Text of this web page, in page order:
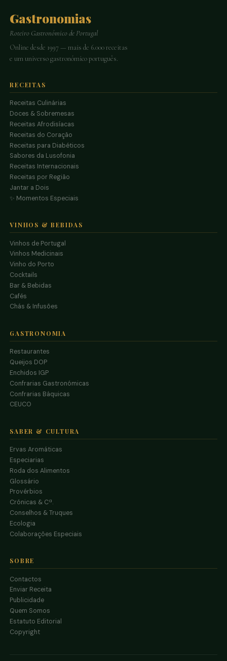
Gastronomias
Roteiro Gastronómico de Portugal
Online desde 1997 — mais de 6.000 receitas
e um universo gastronómico português.
RECEITAS
Receitas Culinárias
Doces & Sobremesas
Receitas Afrodisíacas
Receitas do Coração
Receitas para Diabéticos
Sabores da Lusofonia
Receitas Internacionais
Receitas por Região
Jantar a Dois
✨ Momentos Especiais
VINHOS & BEBIDAS
Vinhos de Portugal
Vinhos Medicinais
Vinho do Porto
Cocktails
Bar & Bebidas
Cafés
Chás & Infusões
GASTRONOMIA
Restaurantes
Queijos DOP
Enchidos IGP
Confrarias Gastronómicas
Confrarias Báquicas
CEUCO
SABER & CULTURA
Ervas Aromáticas
Especiarias
Roda dos Alimentos
Glossário
Provérbios
Crónicas & Cª.
Conselhos & Truques
Ecologia
Colaborações Especiais
SOBRE
Contactos
Enviar Receita
Publicidade
Quem Somos
Estatuto Editorial
Copyright